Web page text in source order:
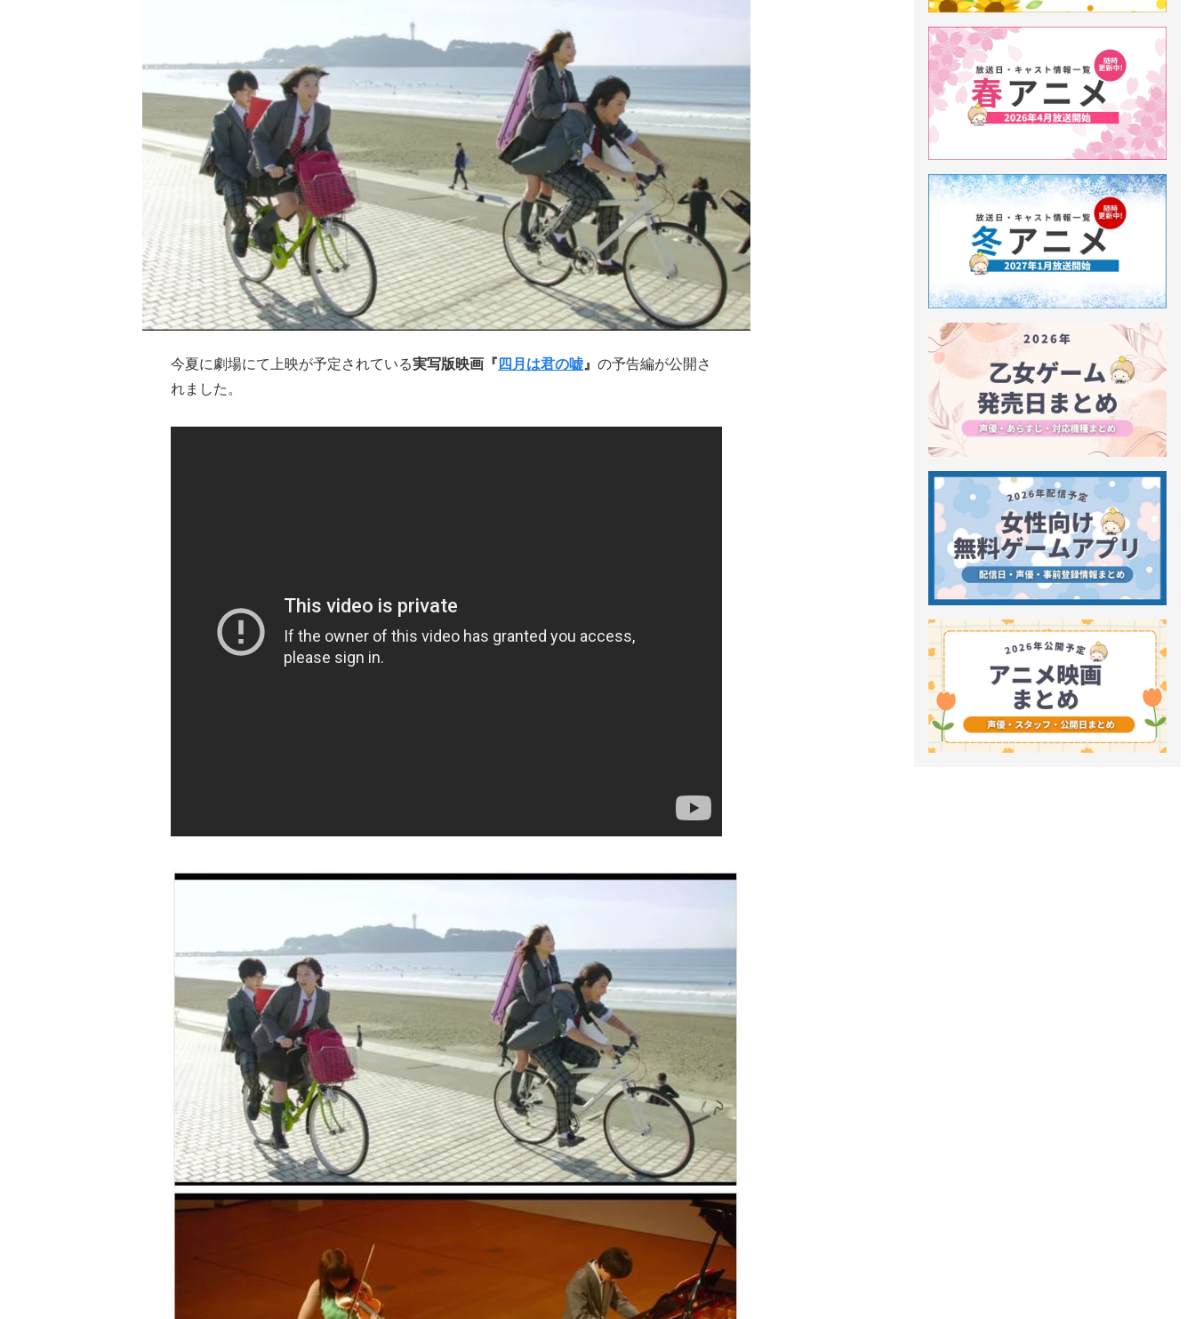
今夏に劇場にて上映が予定されている実写版映画『 四月は君の嘘 』 の予告編が公開さ
れました。